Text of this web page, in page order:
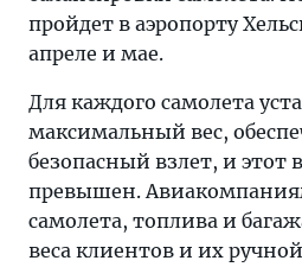
пройдет в аэропорту
апреле и мае.
Для каждого самолета
максимальный вес,
безопасный взлет, и этот
превышен.
самолета, топлива и
веса клиентов и их